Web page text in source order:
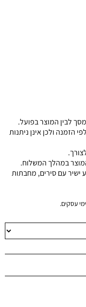
לבין המוצר בפועל.
הזמנה ולכן אינן ניתנות
במהלך המשלוח.
ישיר עם סירים, מחבתות